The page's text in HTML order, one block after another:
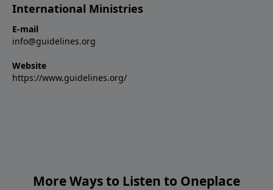
International Ministries
E-mail
info@guidelines.org
Website
https://www.guidelines.org/
More Ways to Listen to Oneplace